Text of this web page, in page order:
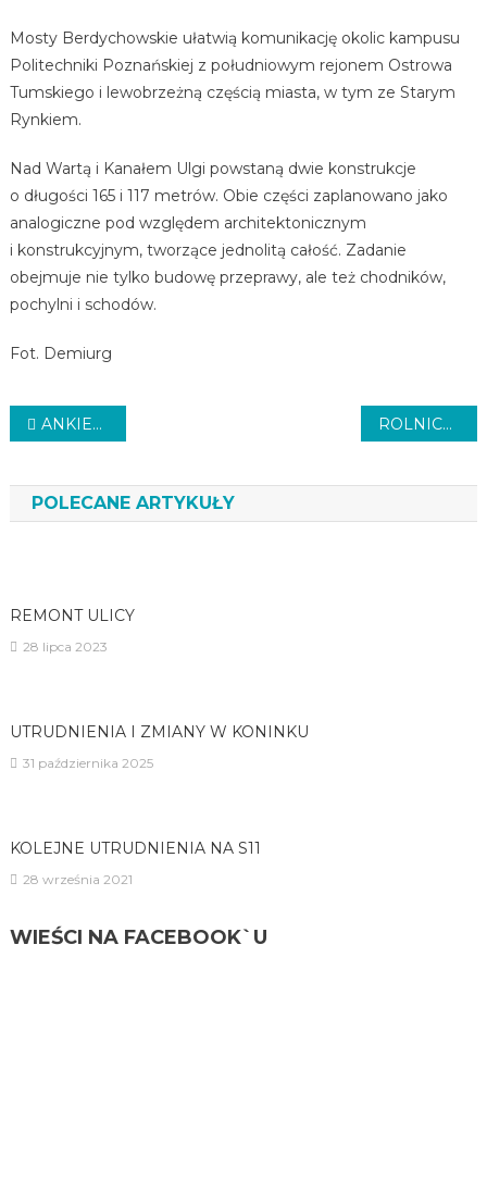
Mosty Berdychowskie ułatwią komunikację okolic kampusu
Politechniki Poznańskiej z południowym rejonem Ostrowa
Tumskiego i lewobrzeżną częścią miasta, w tym ze Starym
Rynkiem.
Nad Wartą i Kanałem Ulgi powstaną dwie konstrukcje
o długości 165 i 117 metrów. Obie części zaplanowano jako
analogiczne pod względem architektonicznym
i konstrukcyjnym, tworzące jednolitą całość. Zadanie
obejmuje nie tylko budowę przeprawy, ale też chodników,
pochylni i schodów.
Fot. Demiurg
Nawigacja
ANKIETA O PARKOWANIU ROLNICY W CENTRUM
POLECANE ARTYKUŁY
REMONT ULICY
28 lipca 2023
UTRUDNIENIA I ZMIANY W KONINKU
31 października 2025
KOLEJNE UTRUDNIENIA NA S11
28 września 2021
WIEŚCI NA FACEBOOK`U